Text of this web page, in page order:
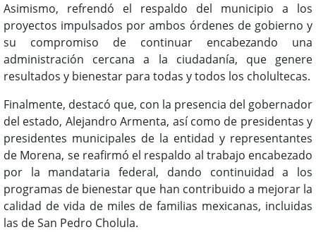
Asimismo, refrendó el respaldo del municipio a los
proyectos impulsados por ambos órdenes de gobierno y
su compromiso de continuar encabezando una
administración cercana a la ciudadanía, que genere
resultados y bienestar para todas y todos los cholultecas.
Finalmente, destacó que, con la presencia del gobernador
del estado, Alejandro Armenta, así como de presidentas y
presidentes municipales de la entidad y representantes
de Morena, se reafirmó el respaldo al trabajo encabezado
por la mandataria federal, dando continuidad a los
programas de bienestar que han contribuido a mejorar la
calidad de vida de miles de familias mexicanas, incluidas
las de San Pedro Cholula.